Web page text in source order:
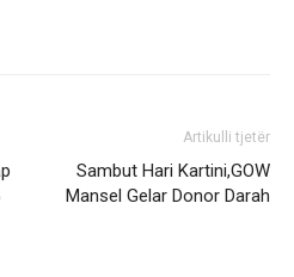
Artikulli tjetër
Sambut Hari Kartini,GOW
Mansel Gelar Donor Darah